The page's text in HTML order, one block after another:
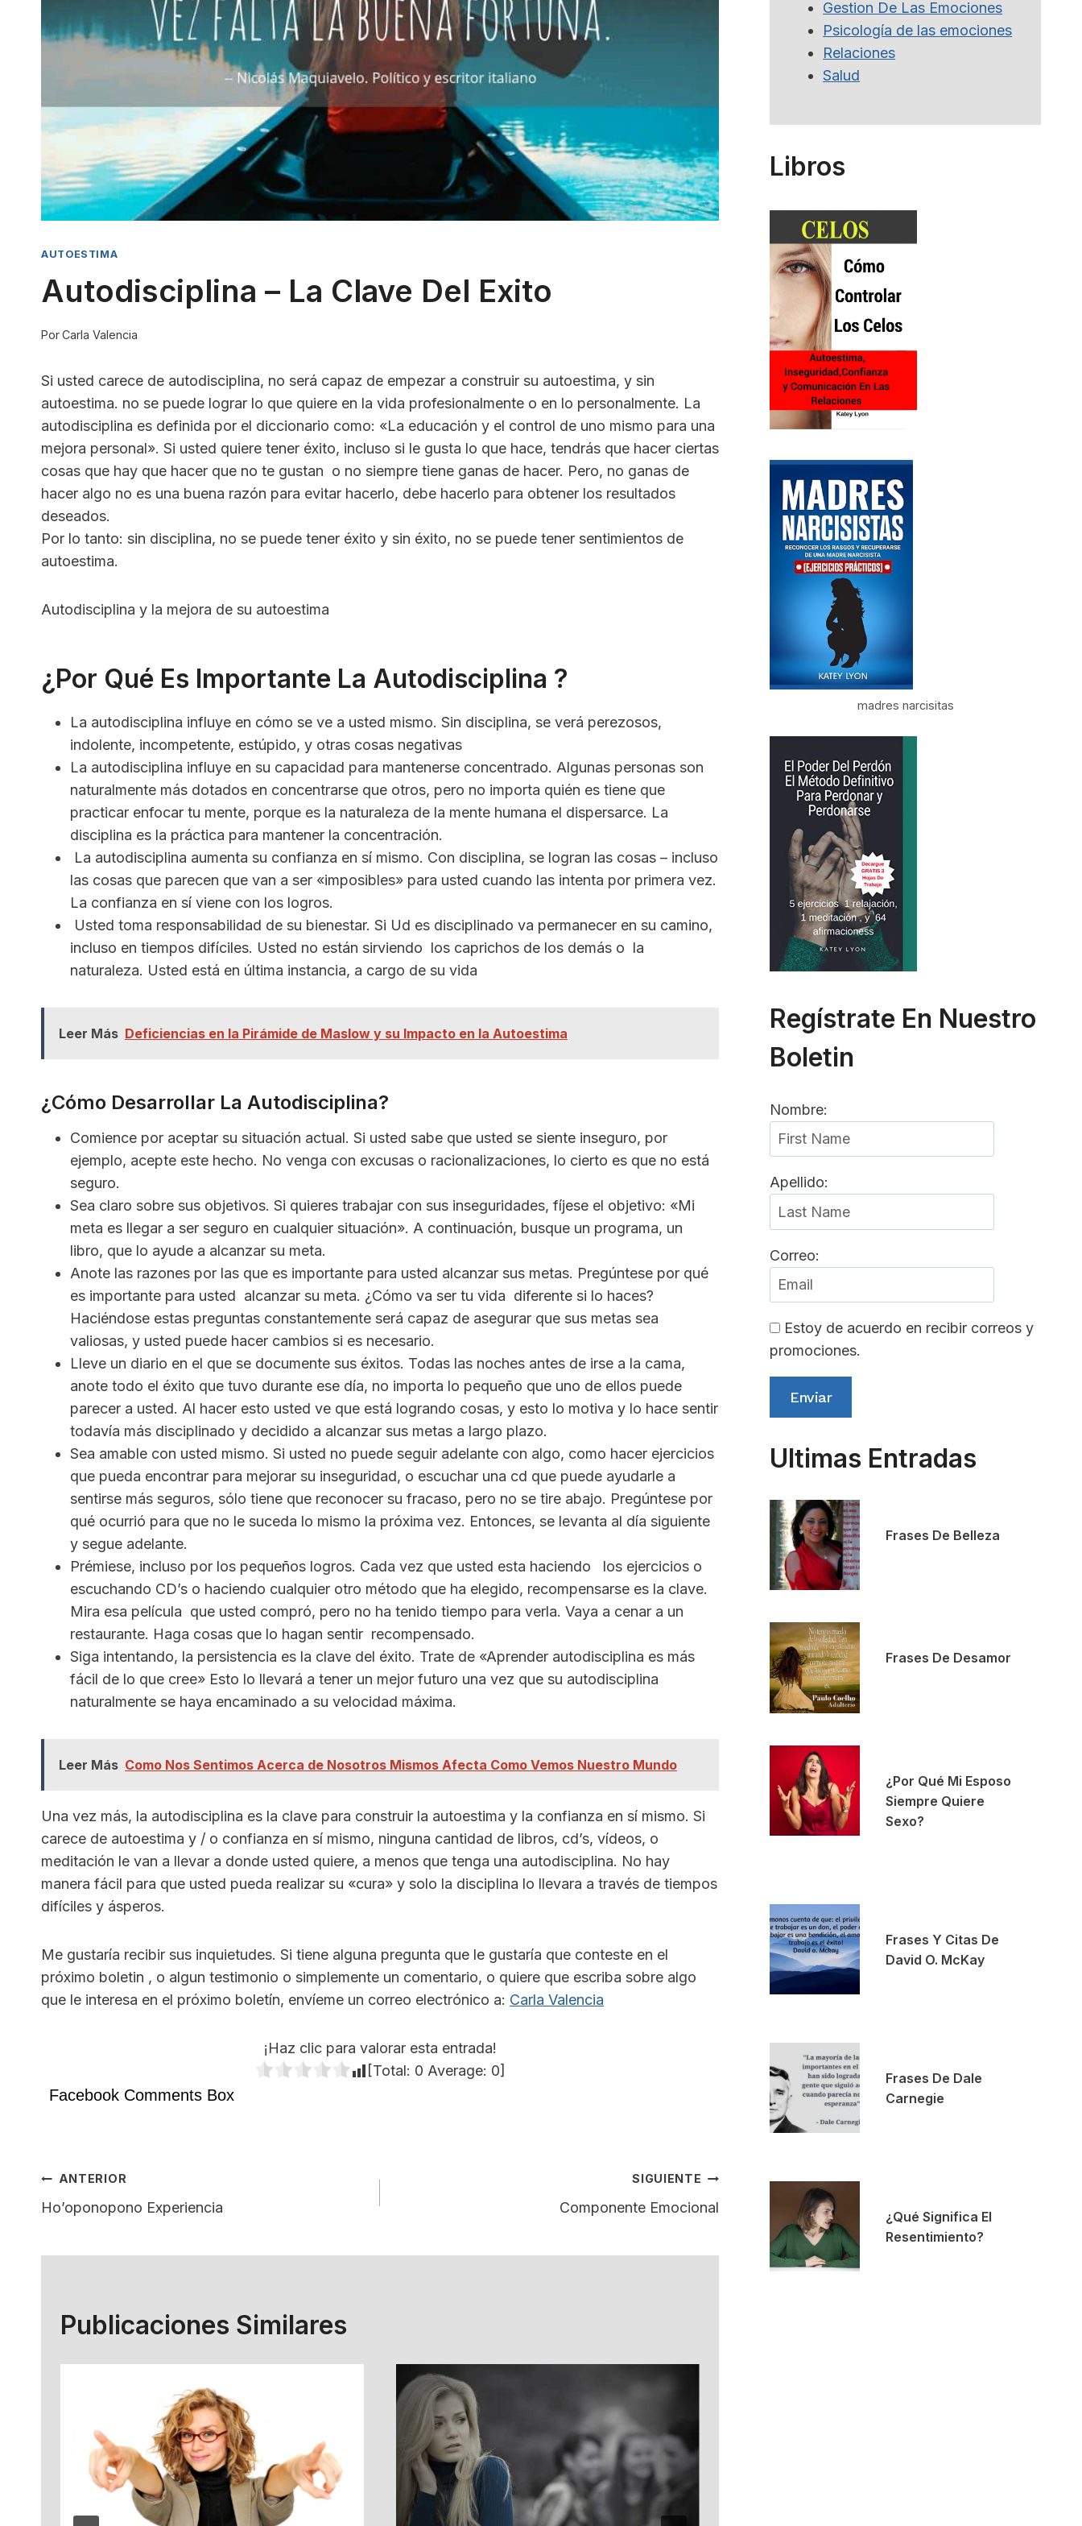
AUTOESTIMA
Autodisciplina – La Clave Del Exito
PorCarla Valencia
Si usted carece de autodisciplina, no será capaz de empezar a construir su autoestima, y sin
autoestima. no se puede lograr lo que quiere en la vida profesionalmente o en lo personalmente. La
autodisciplina es definida por el diccionario como: «La educación y el control de uno mismo para una
mejora personal». Si usted quiere tener éxito, incluso si le gusta lo que hace, tendrás que hacer ciertas
cosas que hay que hacer que no te gustan o no siempre tiene ganas de hacer. Pero, no ganas de
hacer algo no es una buena razón para evitar hacerlo, debe hacerlo para obtener los resultados
deseados.
Por lo tanto: sin disciplina, no se puede tener éxito y sin éxito, no se puede tener sentimientos de
autoestima.
Autodisciplina y la mejora de su autoestima
¿Por Qué Es Importante La Autodisciplina ?
La autodisciplina influye en cómo se ve a usted mismo. Sin disciplina, se verá perezosos,
indolente, incompetente, estúpido, y otras cosas negativas
La autodisciplina influye en su capacidad para mantenerse concentrado. Algunas personas son
naturalmente más dotados en concentrarse que otros, pero no importa quién es tiene que
practicar enfocar tu mente, porque es la naturaleza de la mente humana el dispersarce. La
disciplina es la práctica para mantener la concentración.
La autodisciplina aumenta su confianza en sí mismo. Con disciplina, se logran las cosas – incluso
las cosas que parecen que van a ser «imposibles» para usted cuando las intenta por primera vez.
La confianza en sí viene con los logros.
Usted toma responsabilidad de su bienestar. Si Ud es disciplinado va permanecer en su camino,
incluso en tiempos difíciles. Usted no están sirviendo los caprichos de los demás o la
naturaleza. Usted está en última instancia, a cargo de su vida
Leer Más Deficiencias en la Pirámide de Maslow y su Impacto en la Autoestima
¿Cómo Desarrollar La Autodisciplina?
Comience por aceptar su situación actual. Si usted sabe que usted se siente inseguro, por
ejemplo, acepte este hecho. No venga con excusas o racionalizaciones, lo cierto es que no está
seguro.
Sea claro sobre sus objetivos. Si quieres trabajar con sus inseguridades, fíjese el objetivo: «Mi
meta es llegar a ser seguro en cualquier situación». A continuación, busque un programa, un
libro, que lo ayude a alcanzar su meta.
Anote las razones por las que es importante para usted alcanzar sus metas. Pregúntese por qué
es importante para usted alcanzar su meta. ¿Cómo va ser tu vida diferente si lo haces?
Haciéndose estas preguntas constantemente será capaz de asegurar que sus metas sea
valiosas, y usted puede hacer cambios si es necesario.
Lleve un diario en el que se documente sus éxitos. Todas las noches antes de irse a la cama,
anote todo el éxito que tuvo durante ese día, no importa lo pequeño que uno de ellos puede
parecer a usted. Al hacer esto usted ve que está logrando cosas, y esto lo motiva y lo hace sentir
todavía más disciplinado y decidido a alcanzar sus metas a largo plazo.
Sea amable con usted mismo. Si usted no puede seguir adelante con algo, como hacer ejercicios
que pueda encontrar para mejorar su inseguridad, o escuchar una cd que puede ayudarle a
sentirse más seguros, sólo tiene que reconocer su fracaso, pero no se tire abajo. Pregúntese por
qué ocurrió para que no le suceda lo mismo la próxima vez. Entonces, se levanta al día siguiente
y segue adelante.
Prémiese, incluso por los pequeños logros. Cada vez que usted esta haciendo los ejercicios o
escuchando CD’s o haciendo cualquier otro método que ha elegido, recompensarse es la clave.
Mira esa película que usted compró, pero no ha tenido tiempo para verla. Vaya a cenar a un
restaurante. Haga cosas que lo hagan sentir recompensado.
Siga intentando, la persistencia es la clave del éxito. Trate de «Aprender autodisciplina es más
fácil de lo que cree» Esto lo llevará a tener un mejor futuro una vez que su autodisciplina
naturalmente se haya encaminado a su velocidad máxima.
Leer Más Como Nos Sentimos Acerca de Nosotros Mismos Afecta Como Vemos Nuestro Mundo
Una vez más, la autodisciplina es la clave para construir la autoestima y la confianza en sí mismo. Si
carece de autoestima y / o confianza en sí mismo, ninguna cantidad de libros, cd’s, vídeos, o
meditación le van a llevar a donde usted quiere, a menos que tenga una autodisciplina. No hay
manera fácil para que usted pueda realizar su «cura» y solo la disciplina lo llevara a través de tiempos
difíciles y ásperos.
Me gustaría recibir sus inquietudes. Si tiene alguna pregunta que le gustaría que conteste en el
próximo boletin , o algun testimonio o simplemente un comentario, o quiere que escriba sobre algo
que le interesa en el próximo boletín, envíeme un correo electrónico a: Carla Valencia
¡Haz clic para valorar esta entrada!
[Total: 0 Average: 0]
Facebook Comments Box
Navegación
De
Entradas
ANTERIOR
Ho’oponopono Experiencia
SIGUIENTE
Componente Emocional
Publicaciones Similares
Gestion De Las Emociones
Psicología de las emociones
Relaciones
Salud
Libros
madres narcisitas
Regístrate En Nuestro
Boletin
Nombre:
Apellido:
Correo:
Estoy de acuerdo en recibir correos y
promociones.
Enviar
Ultimas Entradas
Frases De Belleza
Frases De Desamor
¿Por Qué Mi Esposo
Siempre Quiere
Sexo?
Frases Y Citas De
David O. McKay
Frases De Dale
Carnegie
¿Qué Significa El
Resentimiento?